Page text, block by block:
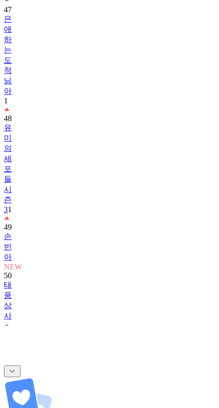
애
하
는
도
적
님
아
1
48
유
미
의
세
포
들
시
즌
31
49
손
빈
아
NEW
50
태
풍
상
사